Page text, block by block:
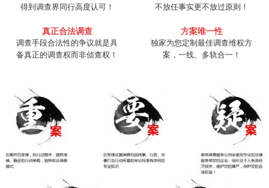
得到调查界同行高度认可！
不放任事实更不放过原则！
真正合法调查
调查手段合法性的争议就是具
备真正的调查权而非侦查权！
方案唯一性
独家为您定制最佳调查维权方
案，一线、多轨合一！